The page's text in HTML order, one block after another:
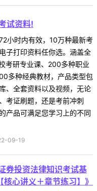
试资料!
小时内有效，10万种最新考
子打印资料任你选。涵盖全
考研专业课、200多种职业
多种经典教材，产品类型包
、全套资料以及视频，无论
考证刷题，还是考前冲刺
产品可满足您学习上的不同
09-19
券投资法律知识考试基
心讲义＋章节练习】》